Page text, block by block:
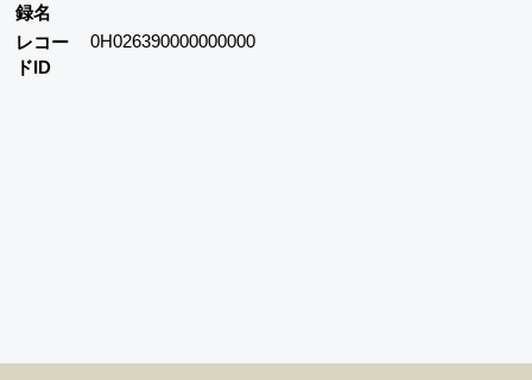
録名
レコー
ドID
0H026390000000000